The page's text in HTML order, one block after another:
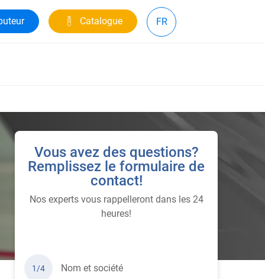
Catalogue FR
Vous avez des questions?
Remplissez le formulaire de
contact!
Nos experts vous rappelleront dans les 24
heures!
1/4 Nom et société